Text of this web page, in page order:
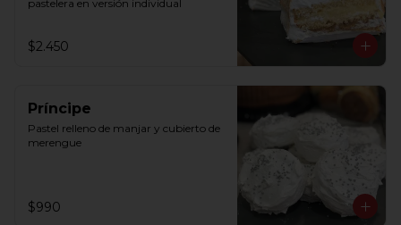
pastelera en versión individual
$2.450
Príncipe
Pastel relleno de manjar y cubierto de
merengue
$990